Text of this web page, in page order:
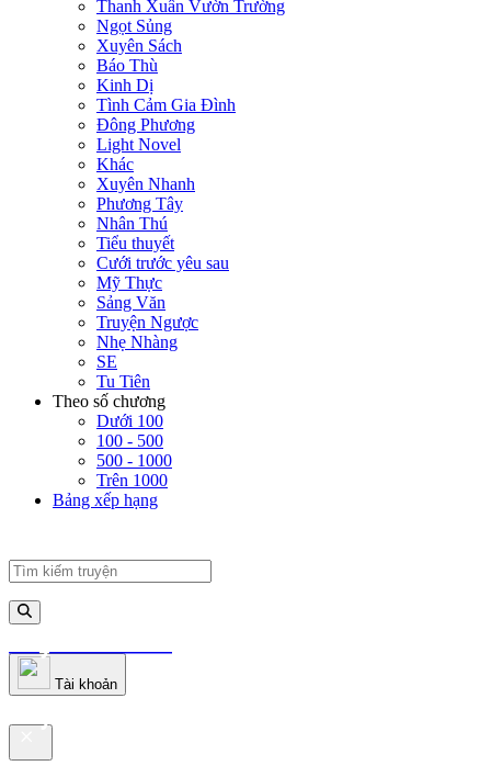
Thanh Xuân Vườn Trường
Ngọt Sủng
Xuyên Sách
Báo Thù
Kinh Dị
Tình Cảm Gia Đình
Đông Phương
Light Novel
Khác
Xuyên Nhanh
Phương Tây
Nhân Thú
Tiểu thuyết
Cưới trước yêu sau
Mỹ Thực
Sảng Văn
Truyện Ngược
Nhẹ Nhàng
SE
Tu Tiên
Theo số chương
Dưới 100
100 - 500
500 - 1000
Trên 1000
Bảng xếp hạng
truyenfullz.com
Tài khoản
truyenfullz.com